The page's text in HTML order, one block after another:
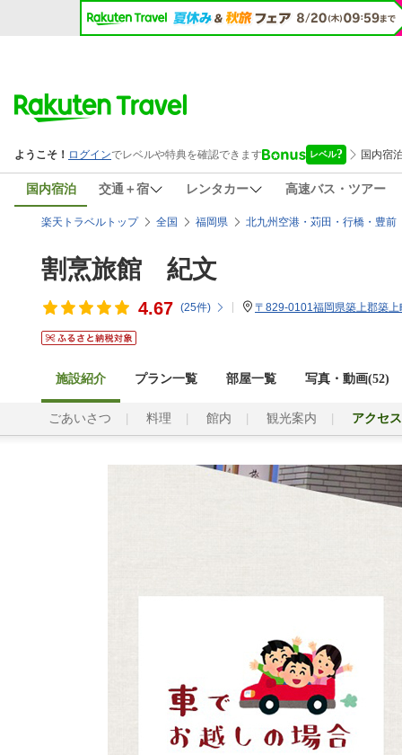
国内宿泊 交通＋宿 レンタカー 高速バス・ツアー
楽天トラベルトップ 全国 福岡県 北九州空港・苅田・行橋・豊前
割烹旅館 紀文
4.67 (25件) 〒829-0101福岡県築上郡築
施設紹介 プラン一覧 部屋一覧 写真・動画(52)
ごあいさつ 料理 館内 観光案内 アクセス